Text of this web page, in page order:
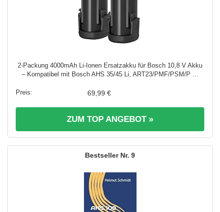
2-Packung 4000mAh Li-Ionen Ersatzakku für Bosch 10,8 V Akku
– Kompatibel mit Bosch AHS 35/45 Li, ART23/PMF/PSM/P ...
69,99 €
ZUM TOP ANGEBOT »
9